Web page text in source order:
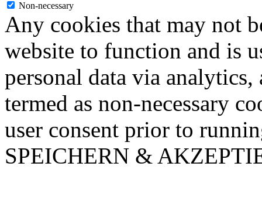
Non-necessary
Any cookies that may not
website to function and is
personal data via analytics,
termed as non-necessary
user consent prior to
SPEICHERN &